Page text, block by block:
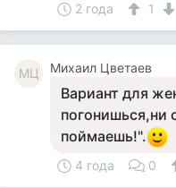
2 года 1
МЦ Михаил Цветаев
Вариант для
погонишься,ни
поймаешь!".
4 года 0